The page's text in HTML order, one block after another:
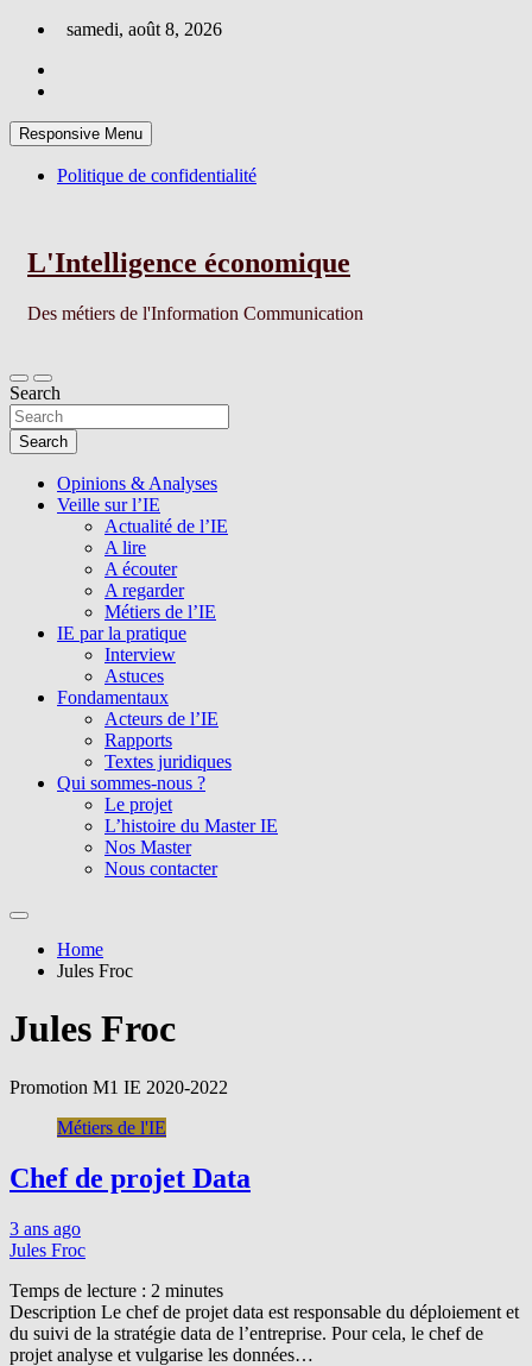
Skip
content
samedi, août 8, 2026
Responsive Menu
Politique de confidentialité
L'Intelligence économique
Des métiers de l'Information Communication
Search
Search
Opinions & Analyses
Veille sur l’IE
Actualité de l’IE
A lire
A écouter
A regarder
Métiers de l’IE
IE par la pratique
Interview
Astuces
Fondamentaux
Acteurs de l’IE
Rapports
Textes juridiques
Qui sommes-nous ?
Le projet
L’histoire du Master IE
Nos Master
Nous contacter
Home
Jules Froc
Jules Froc
Promotion M1 IE 2020-2022
Métiers de l'IE
Chef de projet Data
3 ans ago
Jules Froc
Temps de lecture : 2 minutes
Description Le chef de projet data est responsable du déploiement et
du suivi de la stratégie data de l’entreprise. Pour cela, le chef de
projet analyse et vulgarise les données…